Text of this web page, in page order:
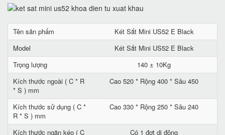
Tên sản phẩm
Két Sắt Mini US52 E Black
Model
Két Sắt Mini US52 E Black
Trọng lượng
140 ± 10Kg
Kích thước ngoài ( C * R
* S ) mm
Cao 520 * Rộng 400 * Sâu 450
Kích thước sử dụng ( C *
R * S ) mm
Cao 330 * Rộng 250 * Sâu 240
Kích thước ngăn kéo ( C Có 1 đợt di động